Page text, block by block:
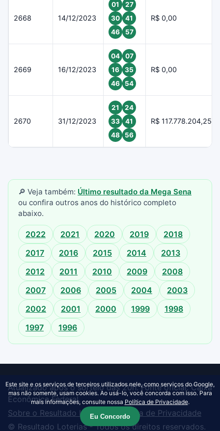
2668 14/12/2023
01
27
30
41
46
57
R$ 0,00
2669 16/12/2023
04
07
16
35
46
54
R$ 0,00
2670 31/12/2023
21
24
33
41
48
56
R$ 117.778.204,25
🔎 Veja também: Último resultado da Mega Sena
ou confira outros anos do histórico completo
abaixo.
2022 2021 2020 2019
2018
2017
2016 2015 2014
2013
2012
2011 2010 2009
2008
2007
2006 2005 2004
2003
2002
2001 2000 1999
1998
1997
1996
Atualizado após o sorteio das 20h. Fonte oficial: Caixa
Econômica Federal.
Sobre o Resultado Loterias·Política de Privacidade
© Resultado Loterias - Todos os direitos reservados.
Este site e os serviços de terceiros utilizados nele, como serviços do Google,
mas não somente, usam cookies. Ao usá-lo, você concorda com isso. Para
mais informações, consulte nossa Política de Privacidade.
Eu Concordo